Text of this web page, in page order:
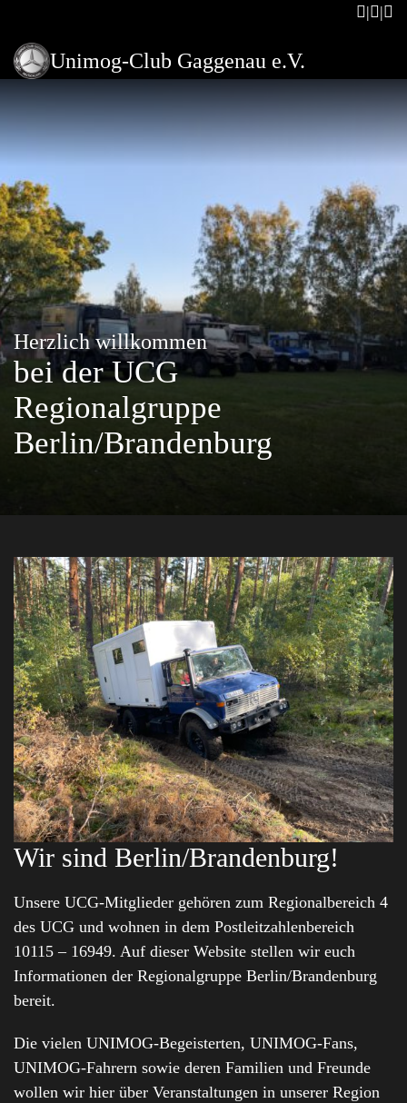
Unimog-Club Gaggenau e.V.
Herzlich willkommen
bei der UCG
Regionalgruppe
Berlin/Brandenburg
Wir sind Berlin/Brandenburg!
Unsere UCG-Mitglieder gehören zum Regionalbereich 4
des UCG und wohnen in dem Postleitzahlenbereich
10115 – 16949. Auf dieser Website stellen wir euch
Informationen der Regionalgruppe Berlin/Brandenburg
bereit.
Die vielen UNIMOG-Begeisterten, UNIMOG-Fans,
UNIMOG-Fahrern sowie deren Familien und Freunde
wollen wir hier über Veranstaltungen in unserer Region